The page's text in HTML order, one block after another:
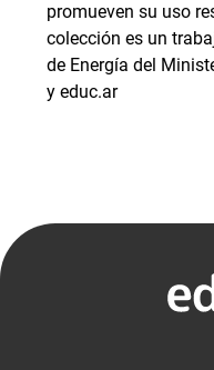
promueven su uso
colección es un
de Energía del
y educ.ar